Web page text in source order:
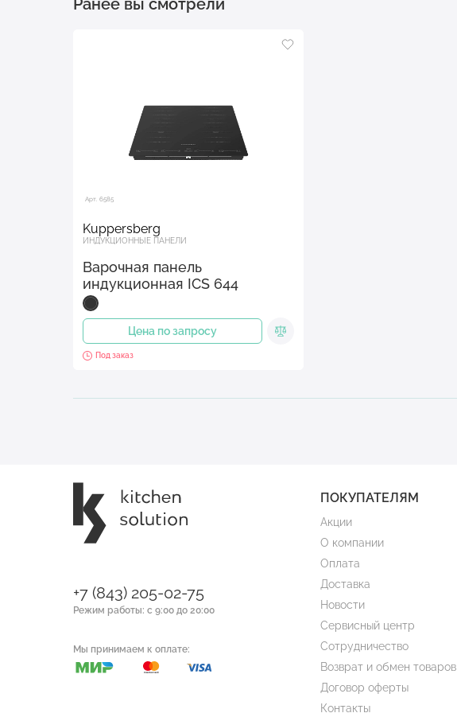
Арт. 6585
Kuppersberg
ИНДУКЦИОННЫЕ ПАНЕЛИ
Варочная панель
индукционная ICS 644
Цена по запросу
Под заказ
+7 (843) 205-02-75
Режим работы: с 9:00 до 20:00
Мы принимаем к оплате:
ПОКУПАТЕЛЯМ
Акции
О компании
Оплата
Доставка
Новости
Сервисный центр
Сотрудничество
Возврат и обмен товаров
Договор оферты
Контакты